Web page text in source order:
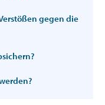
gegen die